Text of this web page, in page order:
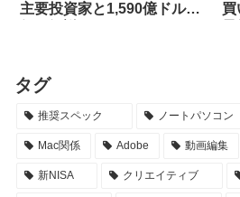
主要投資家と1,590億ドル評
買
タグ
推奨スペック ノートパソコン
Mac関係 Adobe 動画編集
新NISA クリエイティブ